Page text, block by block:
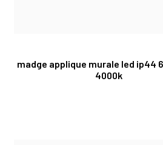
madge applique murale led ip44
4000k